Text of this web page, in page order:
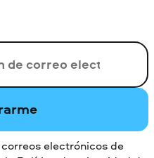
electrónicos de